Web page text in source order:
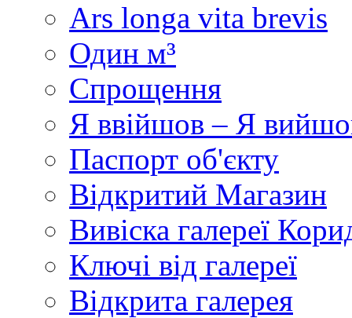
Ars longa vita brevis
Один м³
Спрощення
Я ввійшов – Я
Паспорт об'єкту
Відкритий Магазин
Вивіска галереї
Ключі від галереї
Відкрита галерея